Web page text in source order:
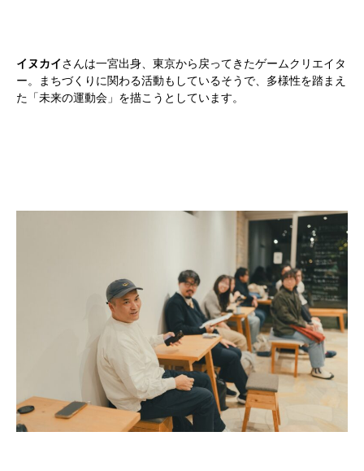
イヌカイさんは一宮出身、東京から戻ってきたゲームクリエイタ
ー。まちづくりに関わる活動もしているそうで、多様性を踏まえ
た「未来の運動会」を描こうとしています。